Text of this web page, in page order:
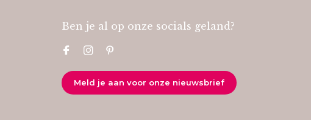
Ben je al op onze socials geland?
Meld je aan voor onze nieuwsbrief